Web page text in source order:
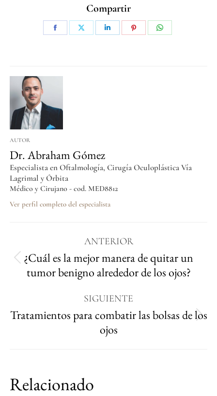
Compartir
AUTOR
Dr. Abraham Gómez
Especialista en Oftalmología, Cirugía Oculoplástica Vía
Lagrimal y Órbita
Médico y Cirujano - cod. MED8812
Ver perfil completo del especialista
ANTERIOR
¿Cuál es la mejor manera de quitar un
tumor benigno alrededor de los ojos?
SIGUIENTE
Tratamientos para combatir las bolsas de los
ojos
Relacionado